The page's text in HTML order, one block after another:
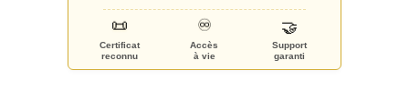
📜
Certificat
reconnu
♾️
Accès
à vie
🤝
Support
garanti